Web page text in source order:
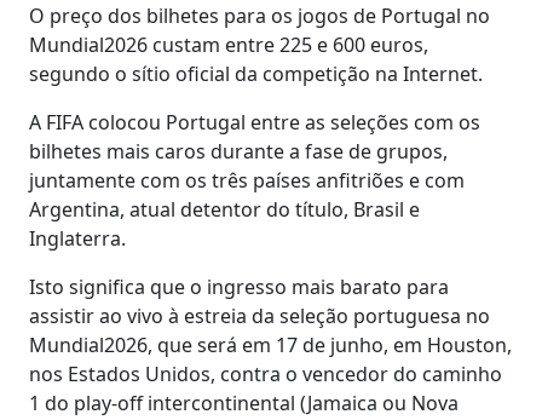
O preço dos bilhetes para os jogos de Portugal no
Mundial2026 custam entre 225 e 600 euros,
segundo o sítio oficial da competição na Internet.
A FIFA colocou Portugal entre as seleções com os
bilhetes mais caros durante a fase de grupos,
juntamente com os três países anfitriões e com
Argentina, atual detentor do título, Brasil e
Inglaterra.
Isto significa que o ingresso mais barato para
assistir ao vivo à estreia da seleção portuguesa no
Mundial2026, que será em 17 de junho, em Houston,
nos Estados Unidos, contra o vencedor do caminho
1 do play-off intercontinental (Jamaica ou Nova